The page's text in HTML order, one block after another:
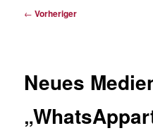
Beitragsnavigation
← Vorheriger
Neues